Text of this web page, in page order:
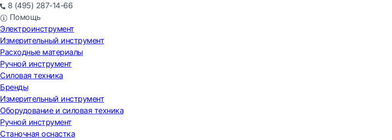
8 (495) 287-14-66
Помощь
Электроинструмент
Измерительный инструмент
Расходные материалы
Ручной инструмент
Силовая техника
Бренды
Измерительный инструмент
Оборудование и силовая техника
Ручной инструмент
Станочная оснастка